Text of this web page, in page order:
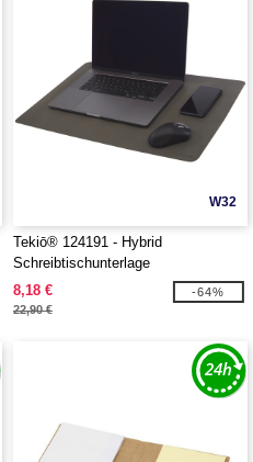
W32
Tekiō® 124191 - Hybrid
Schreibtischunterlage
8,18 €
22,90 €
-64%